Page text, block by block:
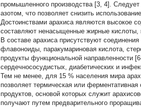
промышленного производства [3, 4].
азотом, что позволяет снизить
Достоинствами арахиса являются высокое
составляют ненасыщенные жирные кислоты,
В составе арахиса присутствуют
флавоноиды, паракумариновая кислота,
продукты функциональной направленности
сердечнососудистых, диабетических и
Тем не менее, для 15 % населения мира
позволяет термическая или
продуктов, основой которых служит
получают путем предварительного